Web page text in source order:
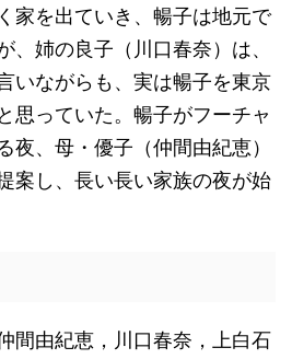
家を出ていき、暢子は地元で
、姉の良子（川口春奈）は、
いながらも、実は暢子を東京
思っていた。暢子がフーチャ
夜、母・優子（仲間由紀恵）
案し、長い長い家族の夜が始
間由紀恵，川口春奈，上白石